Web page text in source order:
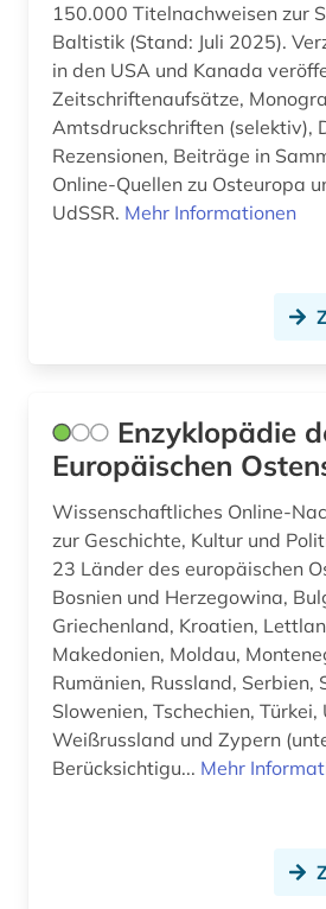
150.000 Titelnachweisen zur
Baltistik (Stand: Juli 2025).
in den USA und Kanada
Zeitschriftenaufsätze,
Amtsdruckschriften (selektiv),
Rezensionen, Beiträge in
Online-Quellen zu Osteuropa
UdSSR. Mehr Informationen
Enzyklopädie
Europäischen
Wissenschaftliches Online-
zur Geschichte, Kultur und
23 Länder des europäischen Ostens:
Bosnien und Herzegowina,
Griechenland, Kroatien,
Makedonien, Moldau,
Rumänien, Russland, Serbien,
Slowenien, Tschechien,
Weißrussland und Zypern
Berücksichtigu... Mehr